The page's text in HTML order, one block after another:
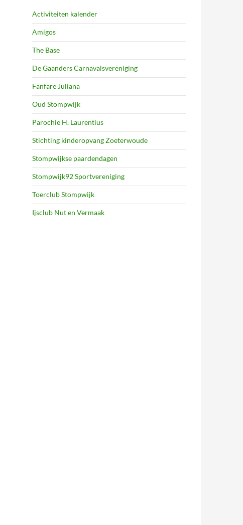
Activiteiten kalender
Amigos
The Base
De Gaanders Carnavalsvereniging
Fanfare Juliana
Oud Stompwijk
Parochie H. Laurentius
Stichting kinderopvang Zoeterwoude
Stompwijkse paardendagen
Stompwijk92 Sportvereniging
Toerclub Stompwijk
Ijsclub Nut en Vermaak